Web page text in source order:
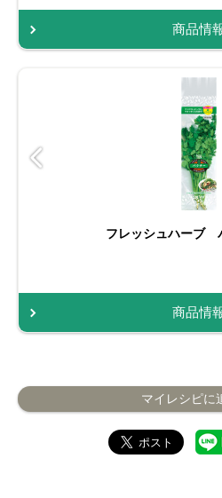
商品情
フレッシュハーブ
商品情
マイレシピに